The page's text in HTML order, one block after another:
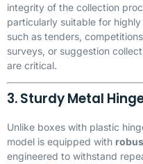
integrity of the collection
particularly suitable for
such as tenders,
surveys, or suggestion
are critical.
3. Sturdy Metal
Unlike boxes with plastic
model is equipped with
engineered to withstand